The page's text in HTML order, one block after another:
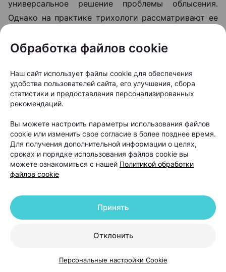
универсальное решение проблемы облысения.
Однако на практике трихологи рассматривают ее
шаг для любого пациента с выпадением волос.
Как правило, пересадку рекомендуют людям с
выраженной андрогенетической алопецией, когда
теменной зоне, а консервативные методы уже не
Обработка файлов cookie
Наш сайт использует файлы cookie для обеспечения
удобства пользователей сайта, его улучшения, сбора
статистики и предоставления персонализированных
рекомендаций.
Вы можете настроить параметры использования файлов
cookie или изменить свое согласие в более позднее время.
Для получения дополнительной информации о целях,
сроках и порядке использования файлов cookie вы
можете ознакомиться с нашей Политикой обработки
файлов cookie
Отклонить
Принять
Персональные настройки Cookie